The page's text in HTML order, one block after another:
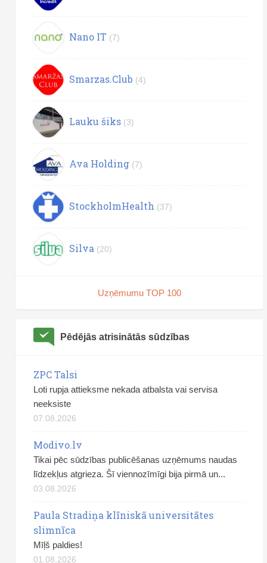
Nano IT (7)
Smarzas.Club (4)
Lauku šiks (3)
Ava Holding (7)
StockholmHealth (37)
Silva (20)
Uzņēmumu TOP 100
Pēdējās atrisinātās sūdzības
ZPC Talsi
Loti rupja attieksme nekada atbalsta vai servisa
neeksiste
07.08.2026
Modivo.lv
Tikai pēc sūdzības publicēšanas uzņēmums naudas
līdzekļus atgrieza. Šī viennozīmīgi bija pirmā un...
03.08.2026
Paula Stradiņa klīniskā universitātes
slimnīca
Mīļš paldies!
01.08.2026